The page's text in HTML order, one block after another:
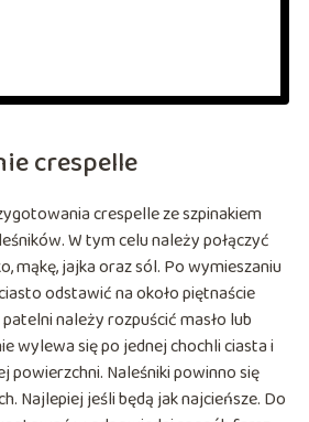
crespelle
crespelle ze szpinakiem
W tym celu należy połączyć
mąkę, jajka oraz sól. Po wymieszaniu
odstawić na około piętnaście
należy rozpuścić masło lub
wylewa się po jednej chochli ciasta i
powierzchni. Naleśniki powinno się
Najlepiej jeśli będą jak najcieńsze. Do